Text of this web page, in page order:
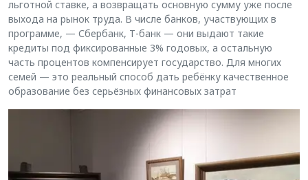
льготной ставке, а возвращать основную сумму уже после
выхода на рынок труда. В числе банков, участвующих в
программе, — Сбербанк, Т-банк — они выдают такие
кредиты под фиксированные 3% годовых, а остальную
часть процентов компенсирует государство. Для многих
семей — это реальный способ дать ребёнку качественное
образование без серьёзных финансовых затрат